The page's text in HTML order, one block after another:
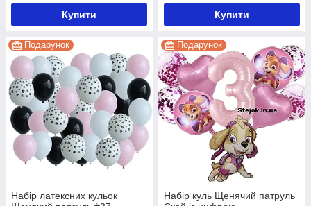
Купити Купити
Подарунок
Набір латексних кульок
Подарунок
Набір куль Щенячий патруль